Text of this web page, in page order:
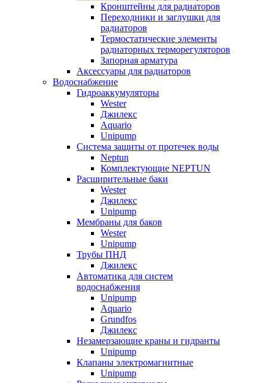
Кронштейны для радиаторов
Переходники и заглушки для
радиаторов
Термостатические элементы
радиаторных терморегуляторов
Запорная арматура
Аксессуары для радиаторов
Водоснабжение
Гидроаккумуляторы
Wester
Джилекс
Aquario
Unipump
Система защиты от протечек воды
Neptun
Комплектующие NEPTUN
Расширительные баки
Wester
Джилекс
Unipump
Мембраны для баков
Wester
Unipump
Трубы ПНД
Джилекс
Автоматика для систем
водоснабжения
Unipump
Aquario
Grundfos
Джилекс
Незамерзающие краны и гидранты
Unipump
Клапаны электромагнитные
Unipump